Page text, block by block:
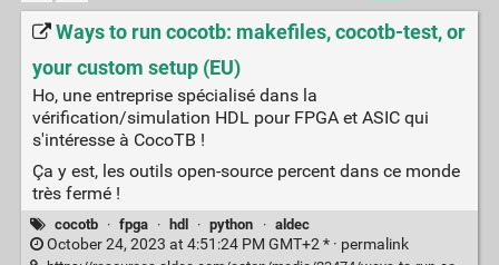
Ways to run cocotb: makefiles, cocotb-test, or
your custom setup (EU)
Ho, une entreprise spécialisé dans la
vérification/simulation HDL pour FPGA et ASIC qui
s'intéresse à CocoTB !
Ça y est, les outils open-source percent dans ce monde
très fermé !
cocotb · fpga · hdl · python · aldec
October 24, 2023 at 4:51:24 PM GMT+2 * · permalink